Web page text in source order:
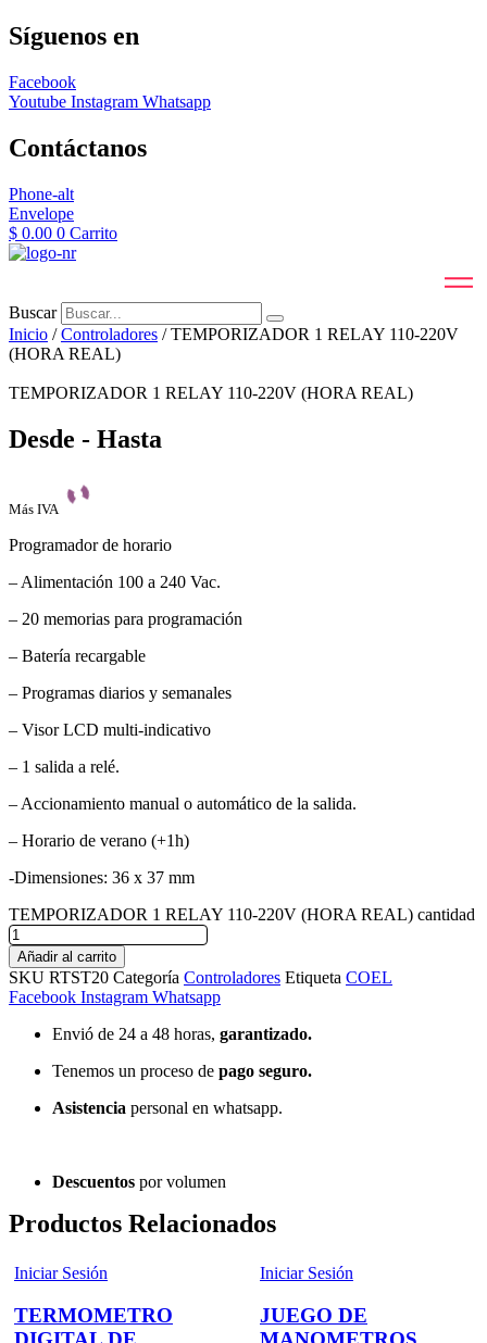
Síguenos en
Facebook
Youtube Instagram Whatsapp
Contáctanos
Phone-alt
Envelope
$ 0.00 0 Carrito
Buscar
Inicio /Controladores / TEMPORIZADOR 1 RELAY 110-220V
(HORA REAL)
TEMPORIZADOR 1 RELAY 110-220V (HORA REAL)
Desde - Hasta
Más IVA
Programador de horario
– Alimentación 100 a 240 Vac.
– 20 memorias para programación
– Batería recargable
– Programas diarios y semanales
– Visor LCD multi-indicativo
– 1 salida a relé.
– Accionamiento manual o automático de la salida.
– Horario de verano (+1h)
-Dimensiones: 36 x 37 mm
TEMPORIZADOR 1 RELAY 110-220V (HORA REAL) cantidad
Añadir al carrito
SKU RTST20 Categoría Controladores Etiqueta COEL
Facebook Instagram Whatsapp
Envió de 24 a 48 horas, garantizado.
Tenemos un proceso de pago seguro.
Asistencia personal en whatsapp.
Descuentos por volumen
Productos Relacionados
Iniciar Sesión
TERMOMETRO
Iniciar Sesión
JUEGO DE